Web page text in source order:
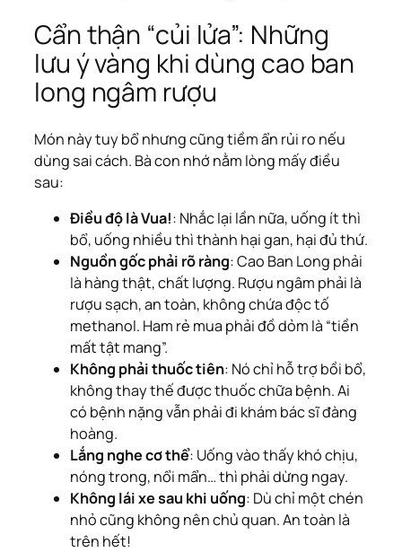
Cẩn thận “củi lửa”: Những
lưu ý vàng khi dùng cao ban
long ngâm rượu
Món này tuy bổ nhưng cũng tiềm ẩn rủi ro nếu
dùng sai cách. Bà con nhớ nằm lòng mấy điều
sau:
Điều độ là Vua!: Nhắc lại lần nữa, uống ít thì
bổ, uống nhiều thì thành hại gan, hại đủ thứ.
Nguồn gốc phải rõ ràng: Cao Ban Long phải
là hàng thật, chất lượng. Rượu ngâm phải là
rượu sạch, an toàn, không chứa độc tố
methanol. Ham rẻ mua phải đồ dỏm là “tiền
mất tật mang”.
Không phải thuốc tiên: Nó chỉ hỗ trợ bồi bổ,
không thay thế được thuốc chữa bệnh. Ai
có bệnh nặng vẫn phải đi khám bác sĩ đàng
hoàng.
Lắng nghe cơ thể: Uống vào thấy khó chịu,
nóng trong, nổi mẩn… thì phải dừng ngay.
Không lái xe sau khi uống: Dù chỉ một chén
nhỏ cũng không nên chủ quan. An toàn là
trên hết!